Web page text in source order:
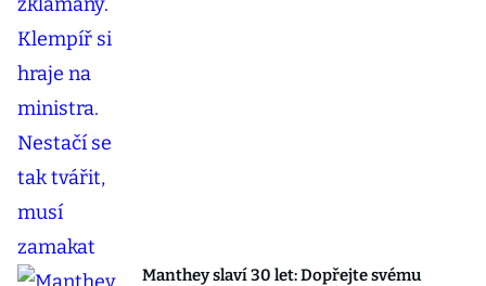
Manthey slaví 30 let: Dopřejte svému